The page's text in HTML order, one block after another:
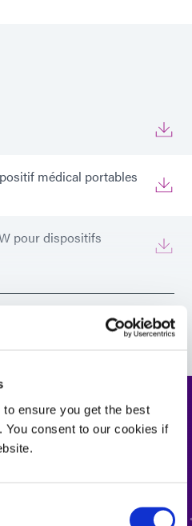
ensure you get the best
You consent to our cookies if
PCTG, PETG, PVC, TPU
médical portables
pour dispositifs
pour dispositifs
un devis
? Un membre de l'équipe